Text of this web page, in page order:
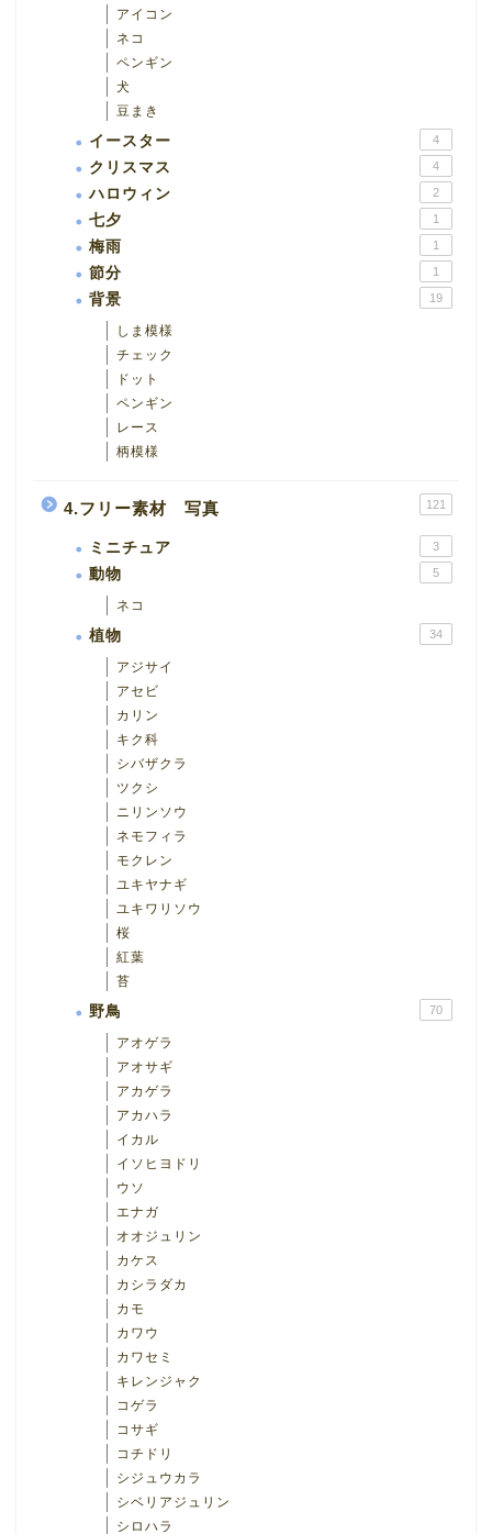
アイコン
ネコ
ペンギン
犬
豆まき
イースター 4
クリスマス 4
ハロウィン 2
七夕 1
梅雨 1
節分 1
背景 19
しま模様
チェック
ドット
ペンギン
レース
柄模様
4.フリー素材 写真 121
ミニチュア 3
動物 5
ネコ
植物 34
アジサイ
アセビ
カリン
キク科
シバザクラ
ツクシ
ニリンソウ
ネモフィラ
モクレン
ユキヤナギ
ユキワリソウ
桜
紅葉
苔
野鳥 70
アオゲラ
アオサギ
アカゲラ
アカハラ
イカル
イソヒヨドリ
ウソ
エナガ
オオジュリン
カケス
カシラダカ
カモ
カワウ
カワセミ
キレンジャク
コゲラ
コサギ
コチドリ
シジュウカラ
シベリアジュリン
シロハラ